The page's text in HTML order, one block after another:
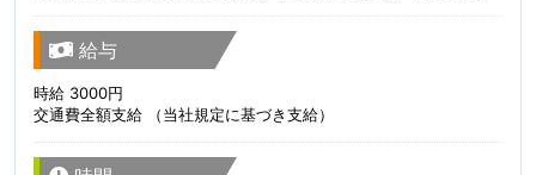
給与
時給 3000円
交通費全額支給 （当社規定に基づき支給）